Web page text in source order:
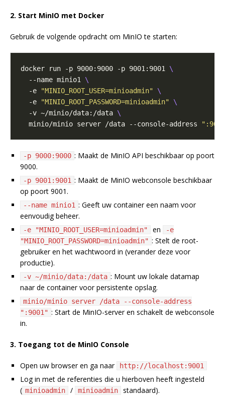
2. Start MinIO met Docker
Gebruik de volgende opdracht om MinIO te starten:
docker run -p 9000:9000 -p 9001:9001
  --name minio1
  -e
"MINIO_ROOT_USER=minioadmin"
  -e
"MINIO_ROOT_PASSWORD=minioadmin"
  -v ~/minio/data:/data
  minio/minio server /data --console-address
-p 9000:9000 : Maakt de MinIO API beschikbaar op poort
9000.
-p 9001:9001 : Maakt de MinIO webconsole beschikbaar
op poort 9001.
--name minio1 : Geeft uw container een naam voor
eenvoudig beheer.
-e "MINIO_ROOT_USER=minioadmin" en
-e
"MINIO_ROOT_PASSWORD=minioadmin" : Stelt de root-
gebruiker en het wachtwoord in (verander deze voor
productie).
-v ~/minio/data:/data : Mount uw lokale datamap
naar de container voor persistente opslag.
minio/minio server /data --console-address
":9001" : Start de MinIO-server en schakelt de webconsole
in.
3. Toegang tot de MinIO Console
Open uw browser en ga naar http://localhost:9001
Log in met de referenties die u hierboven heeft ingesteld
( minioadmin / minioadmin standaard).